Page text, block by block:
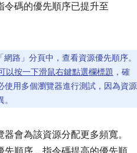
令碼的優先順序已提升至
路」分頁中，查看資源優先順序。
以按一下滑鼠右鍵點選欄標題 ，確
用多個瀏覽器進行測試，因為資源
會為該資源分配更多頻寬。